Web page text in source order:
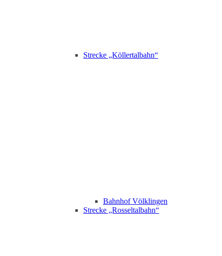
Strecke „Köllertalbahn“
Bahnhof Völklingen
Strecke „Rosseltalbahn“